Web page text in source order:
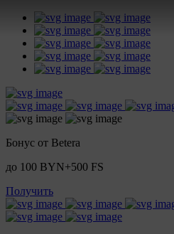
Бонус от Betera
до 100 BYN+500 FS
Получить